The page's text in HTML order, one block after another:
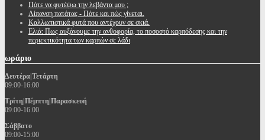
Πότε να φυτέψω την λεβάντα μου ;
Λίπανση πατάτας - Πότε και πώς γίνεται.
Καλλωπιστικά φυτά που αντέχουν σε σκιά.
Ελιά: Πως αυξάνουμε την ανθοφορία, το ποσοστό καρπόδεσης και την
περιεκτικότητα των καρπών σε λάδι
ωράριο
Δευτέρα|Τετάρτη
09:00-16:00
Τρίτη|Πέμπτη|Παρασκευή
09:00-16:00
Σάββατο
09:00-15:00